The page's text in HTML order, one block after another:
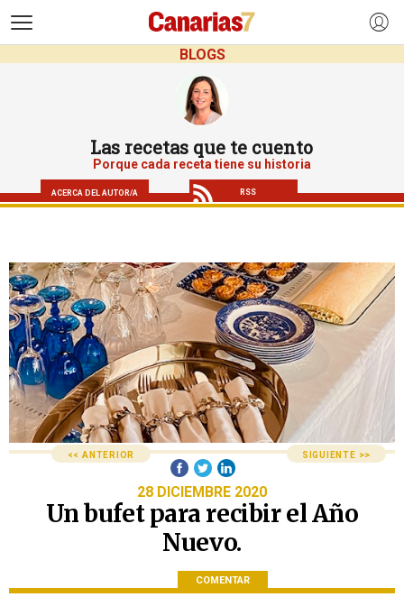
BLOGS
Las recetas que te cuento
Porque cada receta tiene su historia
ACERCA DEL AUTOR/A RSS
<< ANTERIOR SIGUIENTE >>
28 DICIEMBRE 2020
Un bufet para recibir el Año
Nuevo.
COMENTAR